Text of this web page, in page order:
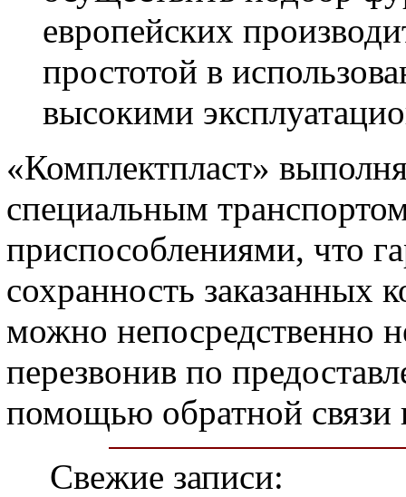
европейских
простотой в
высокими
«Комплектпласт»
специальным
приспособлениями, что
сохранность заказанных
можно непосредственно
перезвонив по
помощью обратной связи
Свежие записи: